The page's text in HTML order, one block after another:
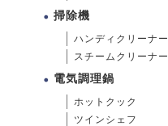
掃除機
ハンディクリーナー
スチームクリーナー
電気調理鍋
ホットクック
ツインシェフ